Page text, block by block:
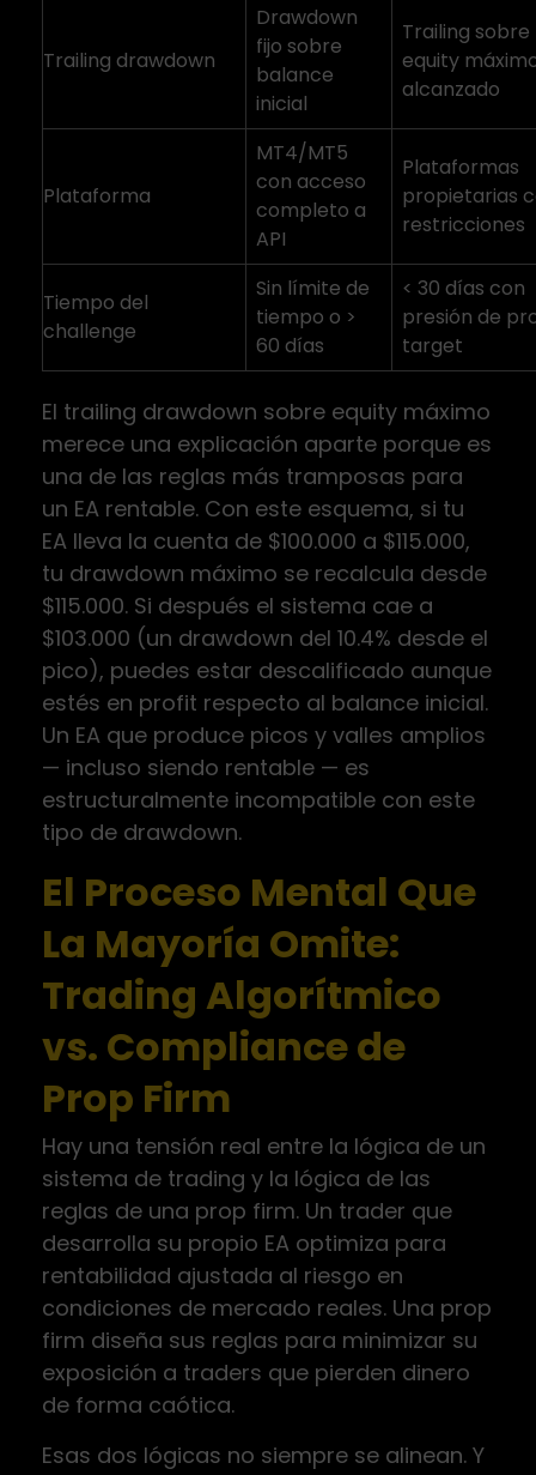
Trailing drawdown
Drawdown
fijo sobre
balance
inicial
Trailing sobre
equity
alcanzado
Plataforma
MT4/MT5
con acceso
completo a
API
Plataformas
propietarias
restricciones
Tiempo del
challenge
Sin límite de
tiempo o >
60 días
< 30 días con
presión de
target
El trailing drawdown sobre equity máximo
merece una explicación aparte porque es
una de las reglas más tramposas para
un EA rentable. Con este esquema, si tu
EA lleva la cuenta de $100.000 a $115.000,
tu drawdown máximo se recalcula desde
$115.000. Si después el sistema cae a
$103.000 (un drawdown del 10.4% desde el
pico), puedes estar descalificado aunque
estés en profit respecto al balance inicial.
Un EA que produce picos y valles amplios
— incluso siendo rentable — es
estructuralmente incompatible con este
tipo de drawdown.
El Proceso Mental Que
La Mayoría Omite:
Trading Algorítmico
vs. Compliance de
Prop Firm
Hay una tensión real entre la lógica de un
sistema de trading y la lógica de las
reglas de una prop firm. Un trader que
desarrolla su propio EA optimiza para
rentabilidad ajustada al riesgo en
condiciones de mercado reales. Una prop
firm diseña sus reglas para minimizar su
exposición a traders que pierden dinero
de forma caótica.
Esas dos lógicas no siempre se alinean. Y